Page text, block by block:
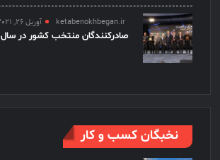
ketabenokhbegan.ir آوریل 26, 2021
صادرکنندگان منتخب کشور در سال 1399
نخبگان کسب و کار